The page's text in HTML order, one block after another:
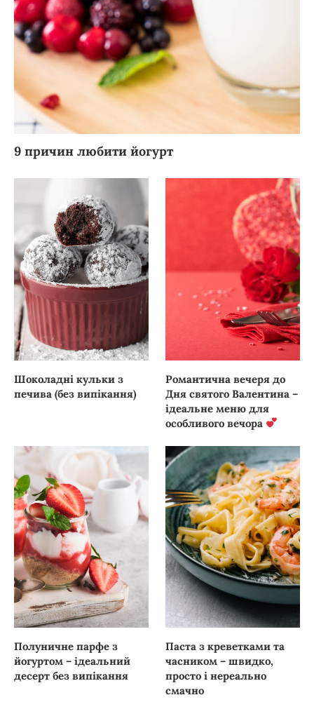
9 причин любити йогурт
Шоколадні кульки з
печива (без випікання)
Романтична вечеря до
Дня святого Валентина –
ідеальне меню для
особливого вечора
Полуничне парфе з
йогуртом – ідеальний
десерт без випікання
Паста з креветками та
часником – швидко,
просто і нереально
смачно